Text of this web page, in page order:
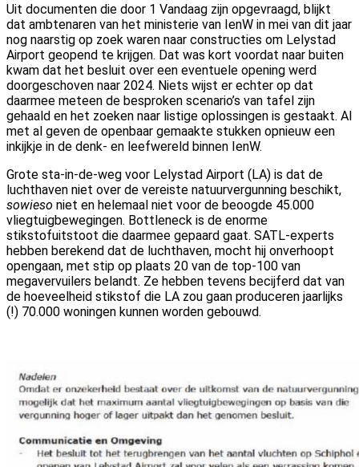
Uit documenten die door 1 Vandaag zijn opgevraagd, blijkt
dat ambtenaren van het ministerie van IenW in mei van dit jaar
nog naarstig op zoek waren naar constructies om Lelystad
Airport geopend te krijgen. Dat was kort voordat naar buiten
kwam dat het besluit over een eventuele opening werd
doorgeschoven naar 2024. Niets wijst er echter op dat
daarmee meteen de besproken scenario’s van tafel zijn
gehaald en het zoeken naar listige oplossingen is gestaakt. Al
met al geven de openbaar gemaakte stukken opnieuw een
inkijkje in de denk- en leefwereld binnen IenW.
Grote sta-in-de-weg voor Lelystad Airport (LA) is dat de
luchthaven niet over de vereiste natuurvergunning beschikt,
sowieso niet en helemaal niet voor de beoogde 45.000
vliegtuigbewegingen. Bottleneck is de enorme
stikstofuitstoot die daarmee gepaard gaat. SATL-experts
hebben berekend dat de luchthaven, mocht hij onverhoopt
opengaan, met stip op plaats 20 van de top-100 van
megavervuilers belandt. Ze hebben tevens becijferd dat van
de hoeveelheid stikstof die LA zou gaan produceren jaarlijks
(!) 70.000 woningen kunnen worden gebouwd.